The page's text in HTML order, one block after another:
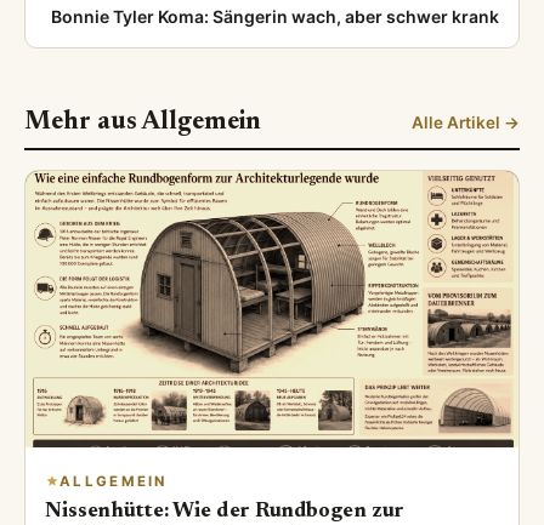
Bonnie Tyler Koma: Sängerin wach, aber schwer krank
Mehr aus Allgemein Alle Artikel →
ALLGEMEIN
Nissenhütte: Wie der Rundbogen zur